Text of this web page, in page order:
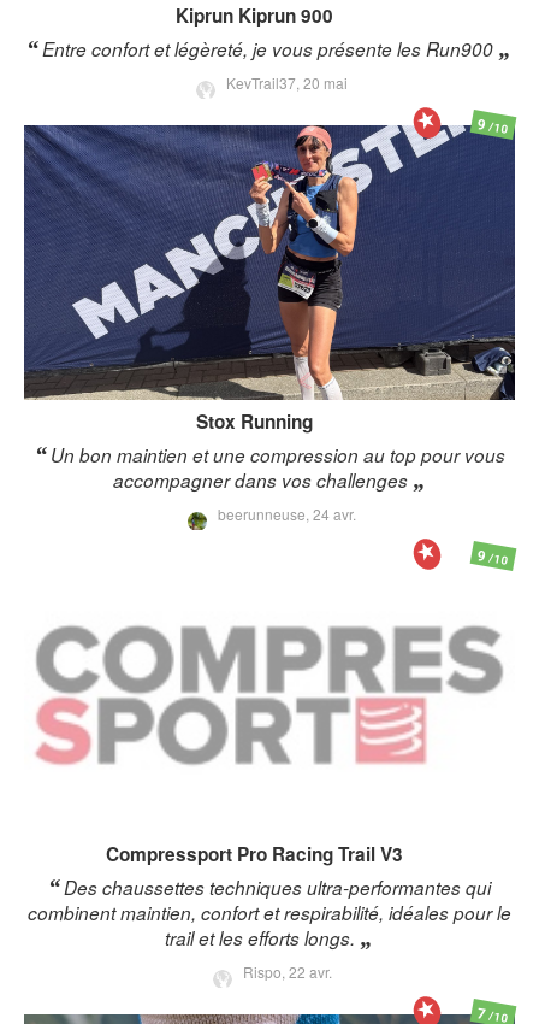
Kiprun Kiprun 900
Entre confort et légèreté, je vous présente les Run900
KevTrail37, 20 mai
Stox Running
Un bon maintien et une compression au top pour vous
accompagner dans vos challenges
beerunneuse, 24 avr.
9/10
Compressport Pro Racing Trail V3
Des chaussettes techniques ultra-performantes qui
combinent maintien, confort et respirabilité, idéales pour le
trail et les efforts longs.
Rispo, 22 avr.
9/10
7/10